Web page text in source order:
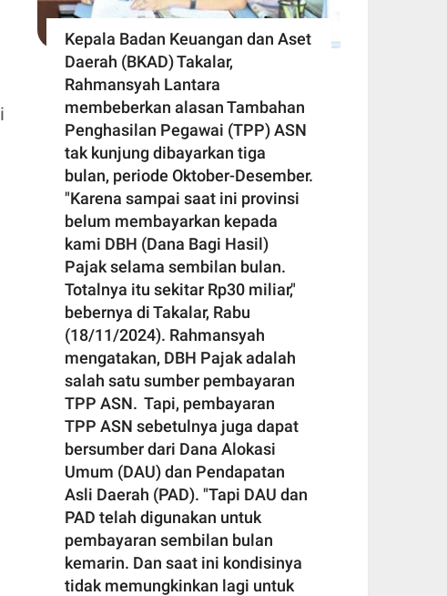
Kepala Badan Keuangan dan Aset
Daerah (BKAD) Takalar,
Rahmansyah Lantara
membeberkan alasan Tambahan
Penghasilan Pegawai (TPP) ASN
tak kunjung dibayarkan tiga
bulan, periode Oktober-Desember.
"Karena sampai saat ini provinsi
belum membayarkan kepada
kami DBH (Dana Bagi Hasil)
Pajak selama sembilan bulan.
Totalnya itu sekitar Rp30 miliar,"
bebernya di Takalar, Rabu
(18/11/2024). Rahmansyah
mengatakan, DBH Pajak adalah
salah satu sumber pembayaran
TPP ASN. Tapi, pembayaran
TPP ASN sebetulnya juga dapat
bersumber dari Dana Alokasi
Umum (DAU) dan Pendapatan
Asli Daerah (PAD). "Tapi DAU dan
PAD telah digunakan untuk
pembayaran sembilan bulan
kemarin. Dan saat ini kondisinya
tidak memungkinkan lagi untuk